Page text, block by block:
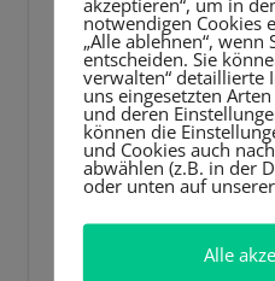
notwendigen Cookies
„Alle ablehnen“, wenn
entscheiden. Sie
verwalten“ detaillierte
uns eingesetzten
und deren
können die
und Cookies auch
abwählen (z.B. in der
oder unten auf
Alle